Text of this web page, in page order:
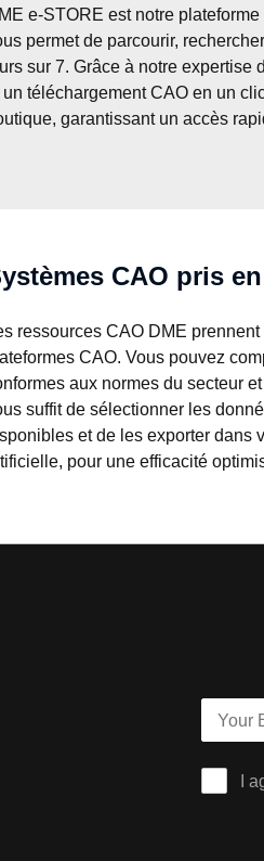
e-STORE est notre
permet de parcourir,
sur 7. Grâce à notre expertise
un téléchargement CAO en un
garantissant un accès
CAO pris
ressources CAO DME
CAO. Vous pouvez
aux normes du secteur
suffit de sélectionner les
et de les exporter dans
pour une efficacité
I